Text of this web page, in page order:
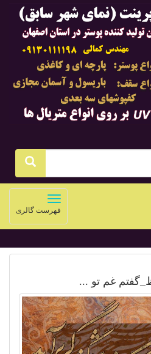
navigation
فهرست گالری
غم تو ...